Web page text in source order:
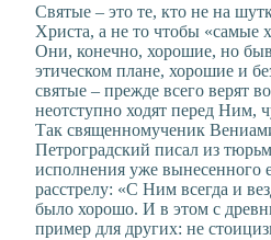
Святые – это те, кто не на
Христа, а не то чтобы «самые
Они, конечно, хорошие, но
этическом плане, хорошие и
святые – прежде всего верят
неотступно ходят перед Ним,
Так священномученик
Петроградский писал из
исполнения уже вынесенного
расстрелу: «С Ним всегда и
было хорошо. И в этом с
пример для других: не